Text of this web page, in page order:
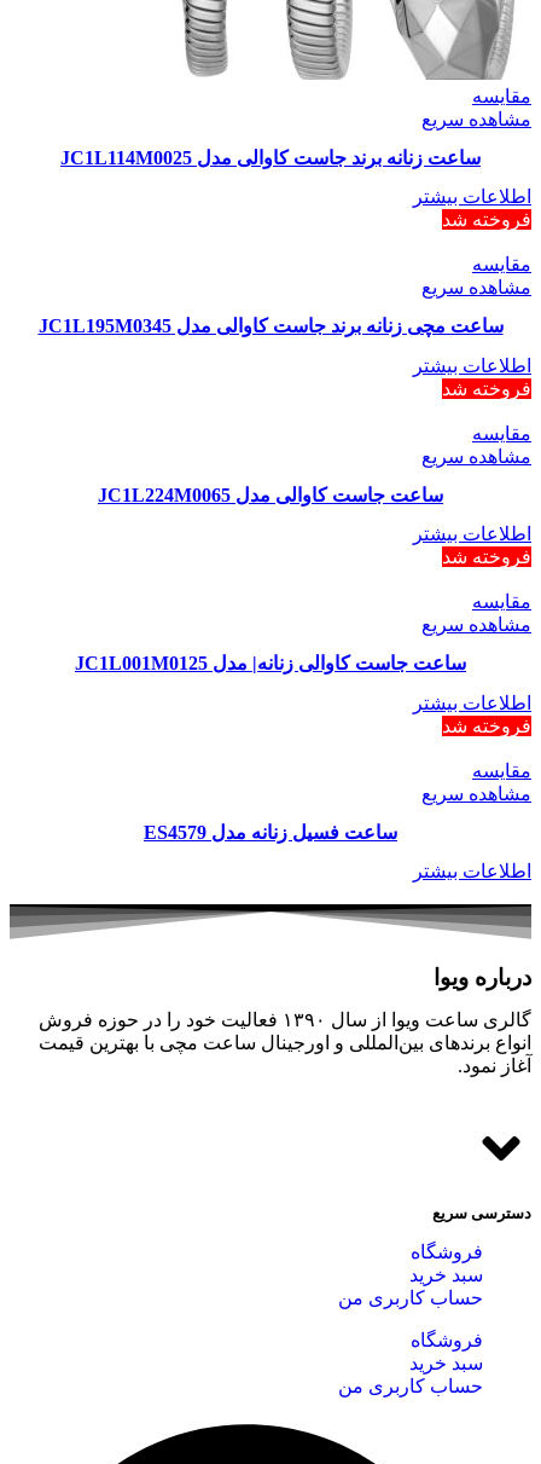
مقایسه
مشاهده سریع
ساعت زنانه برند جاست کاوالی مدل JC1L114M0025
اطلاعات بیشتر
فروخته شد
مقایسه
مشاهده سریع
ساعت مچی زنانه برند جاست کاوالی مدل JC1L195M0345
اطلاعات بیشتر
فروخته شد
مقایسه
مشاهده سریع
ساعت جاست کاوالی مدل JC1L224M0065
اطلاعات بیشتر
فروخته شد
مقایسه
مشاهده سریع
ساعت جاست کاوالی زنانه| مدل JC1L001M0125
اطلاعات بیشتر
فروخته شد
مقایسه
مشاهده سریع
ساعت فسیل زنانه مدل ES4579
اطلاعات بیشتر
درباره ویوا
گالری ساعت ویوا از سال ۱۳۹۰ فعالیت خود را در حوزه فروش
انواع برندهای بین‌المللی و اورجینال ساعت مچی با بهترین قیمت
آغاز نمود.
دسترسی سریع
فروشگاه
سبد خرید
حساب کاربری من
فروشگاه
سبد خرید
حساب کاربری من